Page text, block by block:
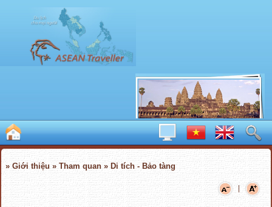
» Giới thiệu » Tham quan » Di tích - Bảo tàng
|